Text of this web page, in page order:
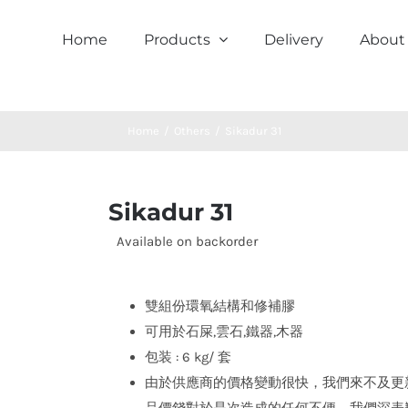
Home Products Delivery About
Sikadur 31
Available on backorder
雙組份環氧結構和修補膠
可用於石屎,雲石,鐵器,木器
包装 : 6 kg/ 套
由於供應商的價格變動很快，我們來不及